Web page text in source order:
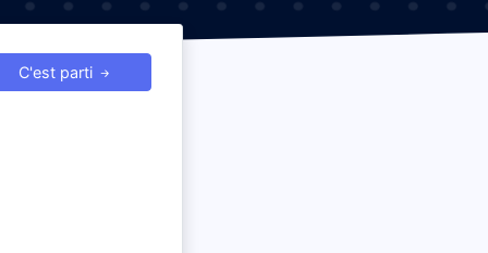
C'est parti